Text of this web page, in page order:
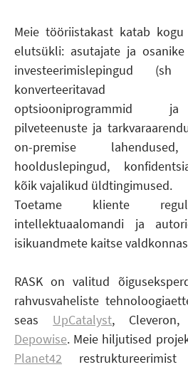
Meie tööriistakast katab
elutsükli: asutajate ja
investeerimislepingud
konverteeritavad
optsiooniprogrammid
pilveteenuste ja
on-premise
hoolduslepingud,
kõik vajalikud üldtingimused.
Toetame kliente
intellektuaalomandi ja
isikuandmete kaitse
RASK on valitud
rahvusvaheliste
seas UpCatalyst, Cleveron,
Depowise. Meie hiljutised
Planet42